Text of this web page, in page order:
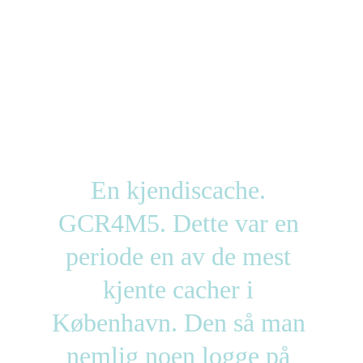
En kjendiscache.
GCR4M5. Dette var en
periode en av de mest
kjente cacher i
København. Den så man
nemlig noen logge på